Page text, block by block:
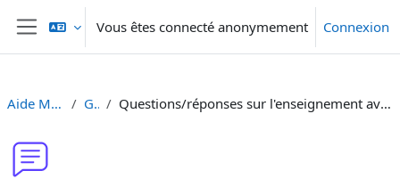
Passer au contenu principal
Panneau latéral
Vous êtes connecté anonymement Connexion
Aide Moodle - Moodle Hilfe Généralités Questions/réponses sur l'enseignement avec Teams dans les auditoires - Fragen/Antworten zum Studium mit Teams in dem Auditorium